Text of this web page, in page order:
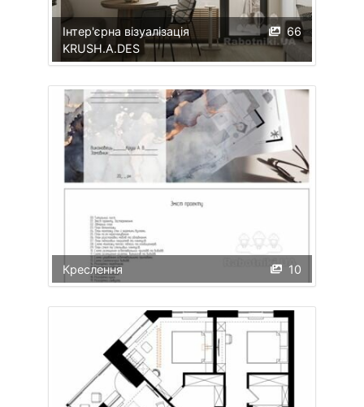
66
Інтер'єрна візуалізація
KRUSH.A.DES
10
Креслення